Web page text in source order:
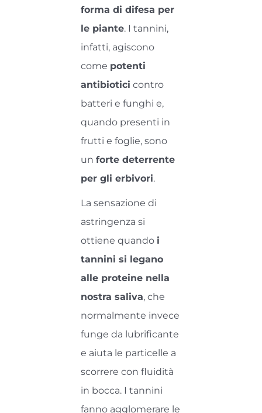
forma di difesa per
le piante. I tannini,
infatti, agiscono
come potenti
antibiotici contro
batteri e funghi e,
quando presenti in
frutti e foglie, sono
un forte deterrente
per gli erbivori.
La sensazione di
astringenza si
ottiene quando i
tannini si legano
alle proteine nella
nostra saliva, che
normalmente invece
funge da lubrificante
e aiuta le particelle a
scorrere con fluidità
in bocca. I tannini
fanno agglomerare le